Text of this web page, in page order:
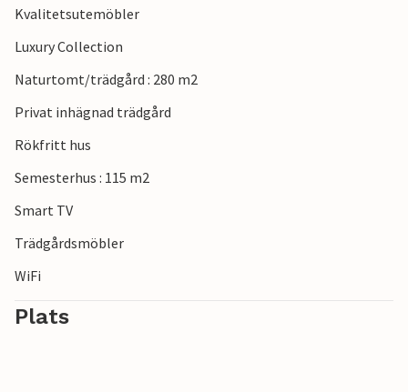
den charmiga staden Vannes med sina medeltida gränder
och veckomarknader är det perfekta sättet att avrunda
Kvalitetsutemöbler
Luxury Collection
Naturtomt/trädgård : 280 m2
Privat inhägnad trädgård
Rökfritt hus
Semesterhus : 115 m2
Smart TV
Trädgårdsmöbler
WiFi
Plats